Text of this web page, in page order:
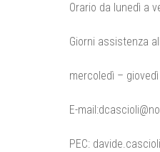
Orario da lunedì a
Giorni assistenza
mercoledì –
E-
PEC: